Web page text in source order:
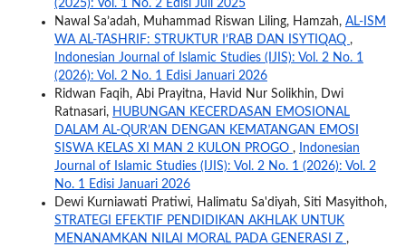
(2025): Vol. 1 No. 2 Edisi Juli 2025
Nawal Sa’adah, Muhammad Riswan Liling, Hamzah, AL-ISM
WA AL-TASHRIF: STRUKTUR I’RAB DAN ISYTIQAQ ,
Indonesian Journal of Islamic Studies (IJIS): Vol. 2 No. 1
(2026): Vol. 2 No. 1 Edisi Januari 2026
Ridwan Faqih, Abi Prayitna, Havid Nur Solikhin, Dwi
Ratnasari, HUBUNGAN KECERDASAN EMOSIONAL
DALAM AL-QUR’AN DENGAN KEMATANGAN EMOSI
SISWA KELAS XI MAN 2 KULON PROGO ,
Indonesian
Journal of Islamic Studies (IJIS): Vol. 2 No. 1 (2026): Vol. 2
No. 1 Edisi Januari 2026
Dewi Kurniawati Pratiwi, Halimatu Sa'diyah, Siti Masyithoh,
STRATEGI EFEKTIF PENDIDIKAN AKHLAK UNTUK
MENANAMKAN NILAI MORAL PADA GENERASI Z ,